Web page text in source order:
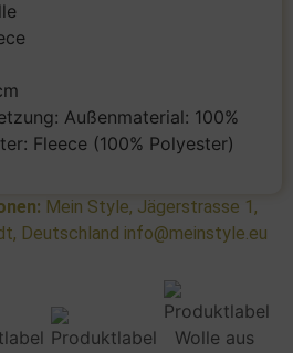
Außenmaterial: 100%
Fleece (100% Polyester)
Mein Style, Jägerstrasse 1,
Deutschland info@meinstyle.eu